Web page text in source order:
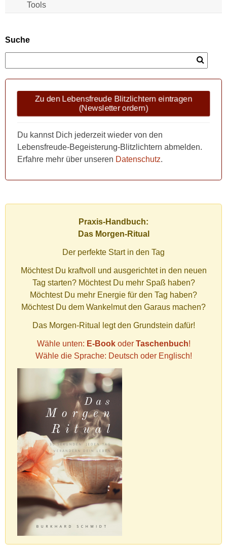
Tools
Suche
Zu den Lebensfreude Blitzlichtern eintragen
(Newsletter ordern)
Du kannst Dich jederzeit wieder von den
Lebensfreude-Begeisterung-Blitzlichtern abmelden.
Erfahre mehr über unseren Datenschutz.
Praxis-Handbuch:
Das Morgen-Ritual
Der perfekte Start in den Tag
Möchtest Du kraftvoll und ausgerichtet in den neuen
Tag starten? Möchtest Du mehr Spaß haben?
Möchtest Du mehr Energie für den Tag haben?
Möchtest Du dem Wankelmut den Garaus machen?
Das Morgen-Ritual legt den Grundstein dafür!
Wähle unten: E-Bookoder Taschenbuch!
Wähle die Sprache: Deutsch oder Englisch!